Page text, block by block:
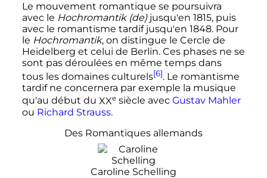
Le mouvement romantique se poursuivra
avec le Hochromantik (de)jusqu'en 1815, puis
avec le romantisme tardif jusqu'en 1848. Pour
le Hochromantik, on distingue le Cercle de
Heidelberg et celui de Berlin. Ces phases ne se
sont pas déroulées en même temps dans
tous les domaines culturels[6]. Le romantisme
tardif ne concernera par exemple la musique
qu'au début du XXe siècle avec Gustav Mahler
ou Richard Strauss.
Des Romantiques allemands
Caroline Schelling